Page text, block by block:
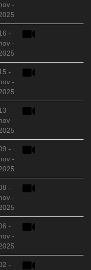
-
-
-
-
-
-
-
-
-
-
-
-
-
-